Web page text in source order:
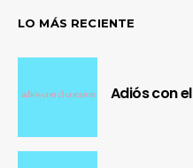
LO MÁS RECIENTE
Adiós con